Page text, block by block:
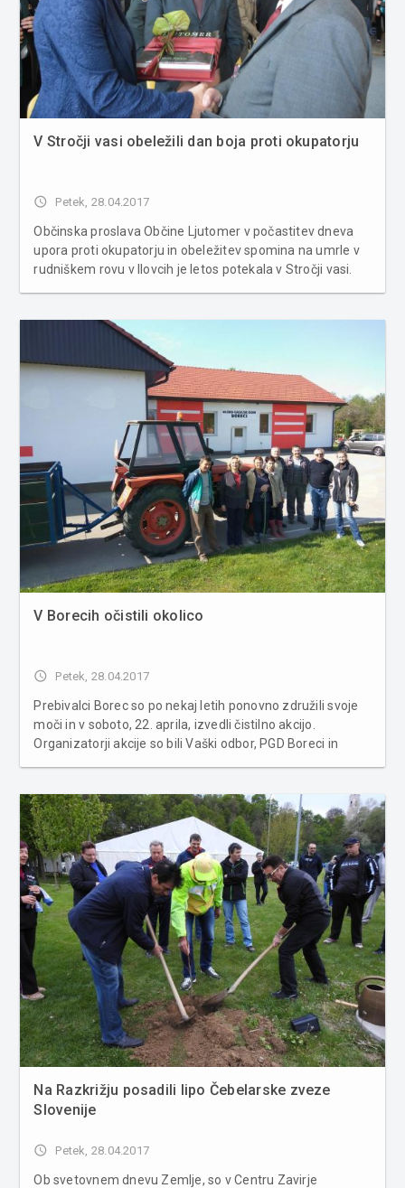
V Stročji vasi obeležili dan boja proti okupatorju
access_time Petek, 28.04.2017
Občinska proslava Občine Ljutomer v počastitev dneva
upora proti okupatorju in obeležitev spomina na umrle v
rudniškem rovu v Ilovcih je letos potekala v Stročji vasi.
se je v svoj...
V Borecih očistili okolico
access_time Petek, 28.04.2017
Prebivalci Borec so po nekaj letih ponovno združili svoje
moči in v soboto, 22. aprila, izvedli čistilno akcijo.
Organizatorji akcije so bili Vaški odbor, PGD Boreci in
ur...
Na Razkrižju posadili lipo Čebelarske zveze
Slovenije
access_time Petek, 28.04.2017
Ob svetovnem dnevu Zemlje, so v Centru Zavirje